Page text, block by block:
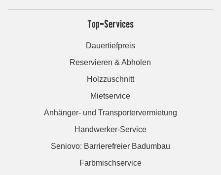
Top-Services
Dauertiefpreis
Reservieren & Abholen
Holzzuschnitt
Mietservice
Anhänger- und Transportervermietung
Handwerker-Service
Seniovo: Barrierefreier Badumbau
Farbmischservice